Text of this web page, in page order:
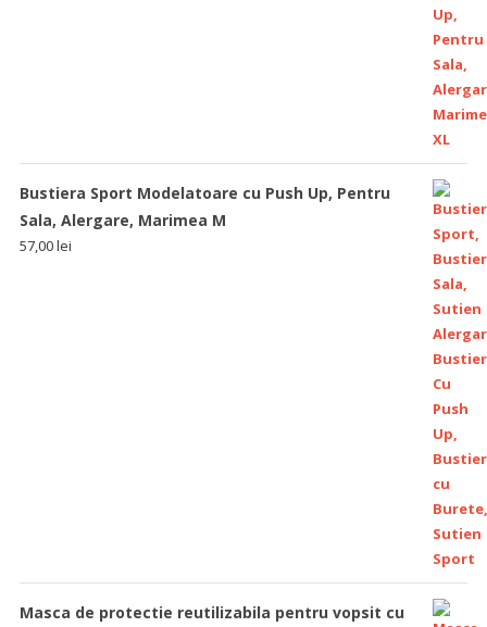
Bustiera Sport Modelatoare cu Push Up, Pentru
Sala, Alergare, Marimea M
57,00lei
Masca de protectie reutilizabila pentru vopsit cu